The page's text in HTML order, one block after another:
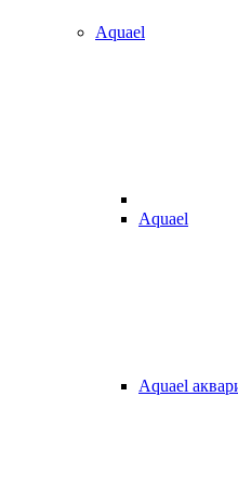
Aquael
Aquael
Aquael